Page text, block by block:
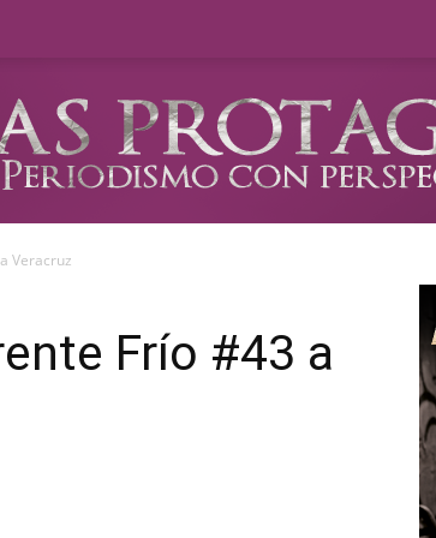
Veracruz
Frío #43 a